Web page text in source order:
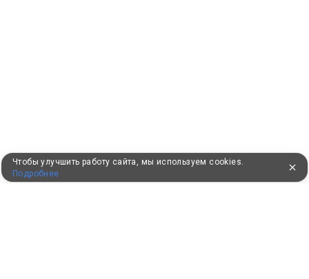
Чтобы улучшить работу сайта, мы используем cookies.
Подробнее